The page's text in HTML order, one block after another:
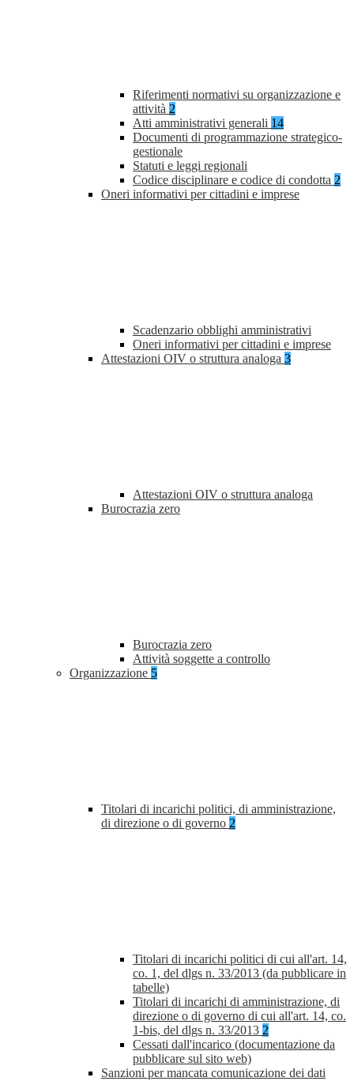
Riferimenti normativi su organizzazione e
attività 2
Atti amministrativi generali 14
Documenti di programmazione strategico-
gestionale
Statuti e leggi regionali
Codice disciplinare e codice di condotta 2
Oneri informativi per cittadini e imprese
Scadenzario obblighi amministrativi
Oneri informativi per cittadini e imprese
Attestazioni OIV o struttura analoga 3
Attestazioni OIV o struttura analoga
Burocrazia zero
Burocrazia zero
Attività soggette a controllo
Organizzazione 5
Titolari di incarichi politici, di amministrazione,
di direzione o di governo 2
Titolari di incarichi politici di cui all'art. 14,
co. 1, del dlgs n. 33/2013 (da pubblicare in
tabelle)
Titolari di incarichi di amministrazione, di
direzione o di governo di cui all'art. 14, co.
1-bis, del dlgs n. 33/2013 2
Cessati dall'incarico (documentazione da
pubblicare sul sito web)
Sanzioni per mancata comunicazione dei dati